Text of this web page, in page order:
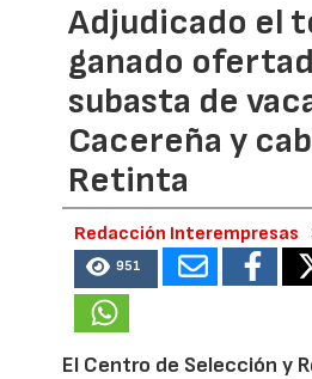
Adjudicado el
ganado
subasta de
Cacereña y
Retinta
Redacción Interempresas
951
El Centro de Selección y